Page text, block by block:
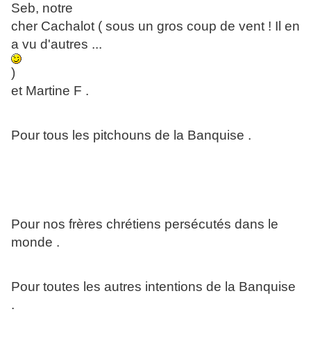
Seb, notre
cher Cachalot ( sous un gros coup de vent ! Il en
a vu d'autres ...
)
et Martine F .
Pour tous les pitchouns de la Banquise .
Pour nos frères chrétiens persécutés dans le
monde .
Pour toutes les autres intentions de la Banquise
.